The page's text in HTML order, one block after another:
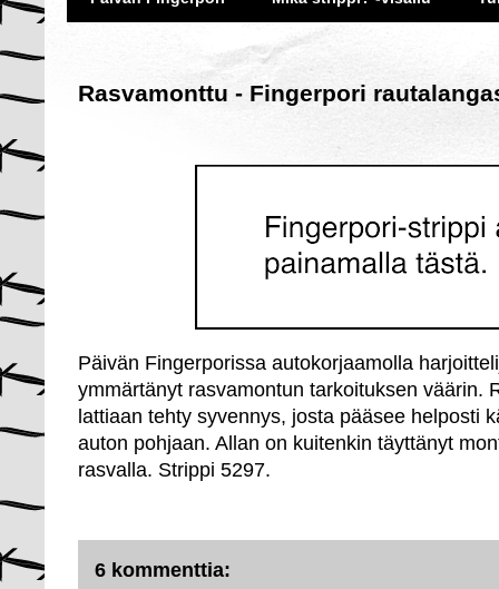
Rasvamonttu - Fingerpori
Päivän Fingerporissa autokorjaamolla
ymmärtänyt rasvamontun tarkoituksen väärin.
lattiaan tehty syvennys, josta pääsee helposti
auton pohjaan. Allan on kuitenkin täyttänyt
rasvalla. Strippi 5297.
6 kommenttia: